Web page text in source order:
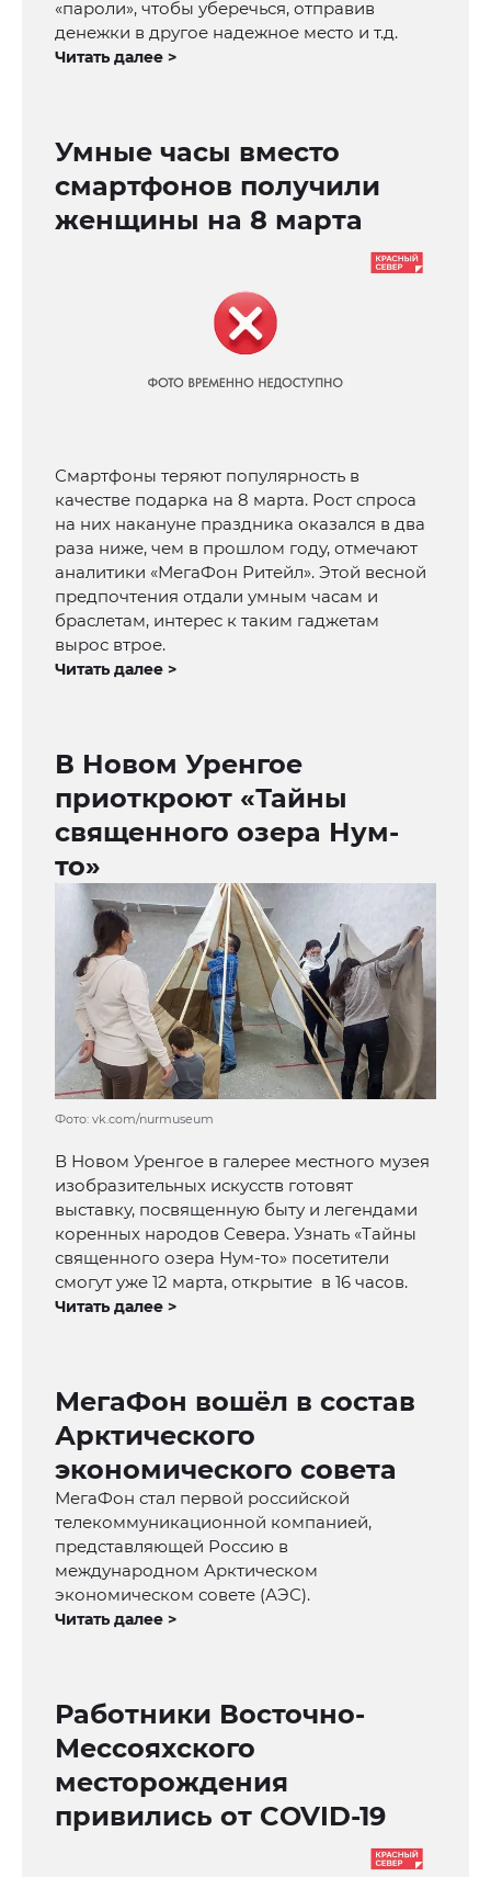
«пароли», чтобы уберечься, отправив
денежки в другое надежное место и т.д.
Читать далее >
Умные часы вместо
смартфонов получили
женщины на 8 марта
Смартфоны теряют популярность в
качестве подарка на 8 марта. Рост спроса
на них накануне праздника оказался в два
раза ниже, чем в прошлом году, отмечают
аналитики «МегаФон Ритейл». Этой весной
предпочтения отдали умным часам и
браслетам, интерес к таким гаджетам
вырос втрое.
Читать далее >
В Новом Уренгое
приоткроют «Тайны
священного озера Нум-
то»
Фото: vk.com/nurmuseum
В Новом Уренгое в галерее местного музея
изобразительных искусств готовят
выставку, посвященную быту и легендами
коренных народов Севера. Узнать «Тайны
священного озера Нум-то» посетители
смогут уже 12 марта, открытие в 16 часов.
Читать далее >
МегаФон вошёл в состав
Арктического
экономического совета
МегаФон стал первой российской
телекоммуникационной компанией,
представляющей Россию в
международном Арктическом
экономическом совете (АЭС).
Читать далее >
Работники Восточно-
Мессояхского
месторождения
привились от COVID-19